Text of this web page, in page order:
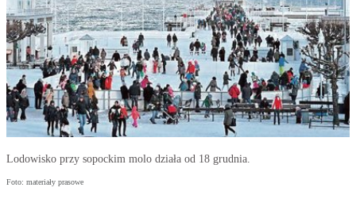
Lodowisko przy sopockim molo działa od 18 grudnia.
Foto: materiały prasowe